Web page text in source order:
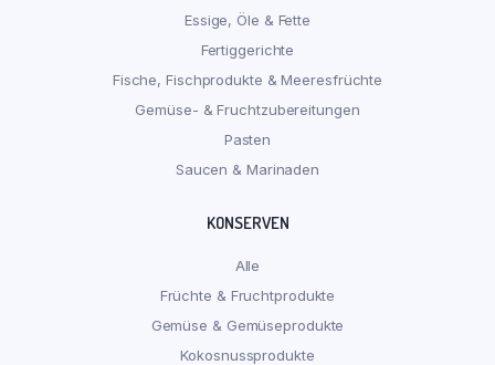
Essige, Öle & Fette
Fertiggerichte
Fische, Fischprodukte & Meeresfrüchte
Gemüse- & Fruchtzubereitungen
Pasten
Saucen & Marinaden
KONSERVEN
Alle
Früchte & Fruchtprodukte
Gemüse & Gemüseprodukte
Kokosnussprodukte